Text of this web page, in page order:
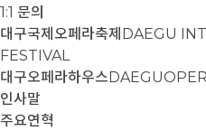
1:1 문의
대구국제오페라축제 DAEGU
FESTIVAL
대구오페라하우스
인사말
주요연혁